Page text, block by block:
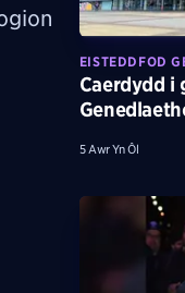
EISTEDDFOD
Caerdydd i
5 Awr Yn Ôl